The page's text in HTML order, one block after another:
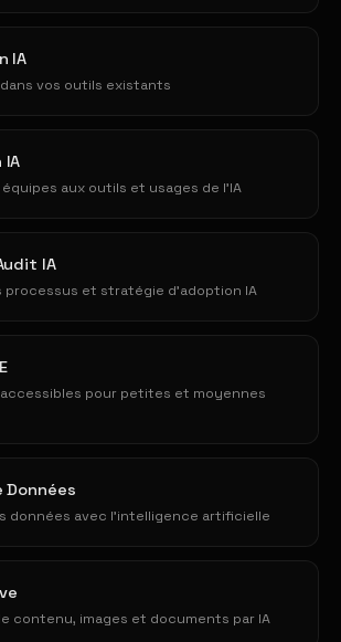
IA
vos outils existants
IA
équipes aux outils et usages de l'IA
IA
processus et stratégie d'adoption IA
accessibles pour petites et moyennes
Données
données avec l'intelligence artificielle
contenu, images et documents par IA